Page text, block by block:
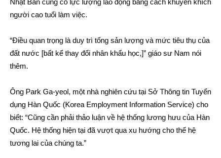
Nhật Bản củng cố lực lượng lao động bằng cách khuyến khích
người cao tuổi làm việc.
“Điều quan trọng là duy trì tổng sản lượng và mức tiêu thụ của
đất nước [bất kể thay đổi nhân khẩu học,]” giáo sư Nam nói
thêm.
Ông Park Ga-yeol, một nhà nghiên cứu tại Sở Thông tin Tuyển
dụng Hàn Quốc (Korea Employment Information Service) cho
biết: “Cũng cần phải thảo luận về hệ thống lương hưu của Hàn
Quốc. Hệ thống hiện tại đã vượt qua xu hướng cho thế hệ
tương lai của chúng ta.”